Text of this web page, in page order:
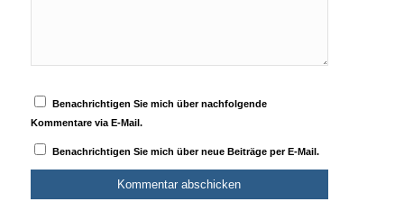
Benachrichtigen Sie mich über nachfolgende
Kommentare via E-Mail.
Benachrichtigen Sie mich über neue Beiträge per E-Mail.